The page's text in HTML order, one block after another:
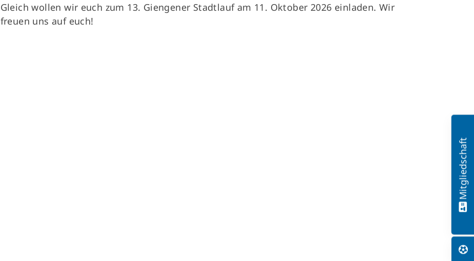
Gleich wollen wir euch zum 13. Giengener Stadtlauf am 11. Oktober 2026 einladen. Wir
freuen uns auf euch!
Mitgliedschaft